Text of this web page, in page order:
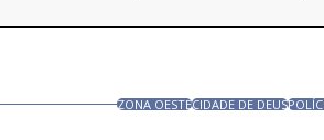
ZONA OESTECIDADE DE DEUS